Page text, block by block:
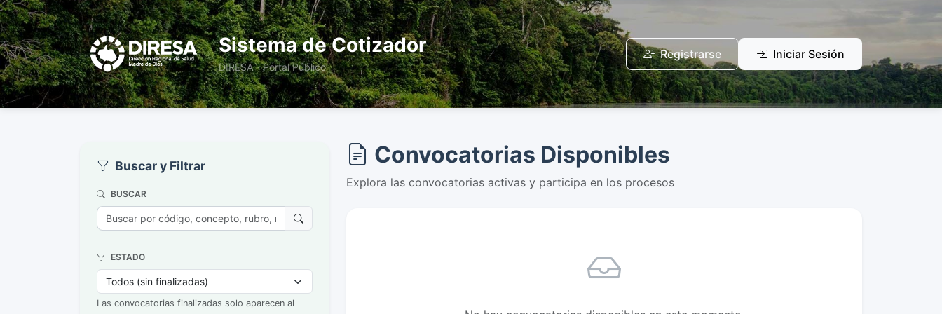
Sistema de Cotizador
DIRESA - Portal Público
Registrarse Iniciar Sesión
Buscar y Filtrar
BUSCAR
ESTADO
Las convocatorias finalizadas solo aparecen al
Convocatorias Disponibles
Explora las convocatorias activas y participa en los procesos